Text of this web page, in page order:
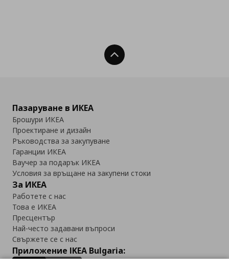
Нагоре
Пазаруване в ИКЕА
Брошури ИКЕА
Проектиране и дизайн
Ръководства за закупуване
Гаранции ИКЕА
Ваучер за подарък ИКЕА
Условия за връщане на закупени стоки
За ИКЕА
Работете с нас
Това е ИКЕА
Пресцентър
Най-често задавани въпроси
Свържете се с нас
Приложение IKEA Bulgaria: